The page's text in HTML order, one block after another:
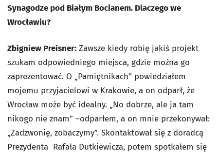
Synagodze pod Białym Bocianem. Dlaczego we
Wrocławiu?
Zbigniew Preisner: Zawsze kiedy robię jakiś projekt
szukam odpowiedniego miejsca, gdzie można go
zaprezentować. O „Pamiętnikach” powiedziałem
mojemu przyjacielowi w Krakowie, a on odparł, że
Wrocław może być idealny. „No dobrze, ale ja tam
nikogo nie znam” –odparłem, a on mnie przekonywał:
„Zadzwonię, zobaczymy”. Skontaktował się z doradcą
Prezydenta Rafała Dutkiewicza, potem spotkałem się